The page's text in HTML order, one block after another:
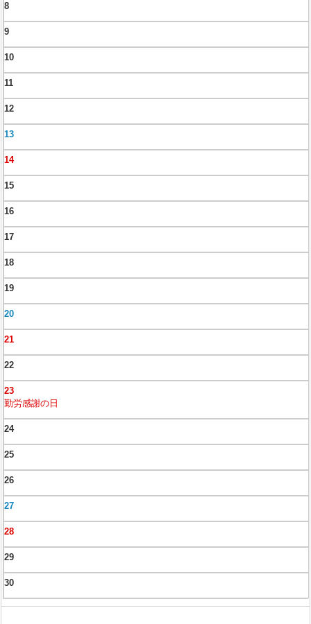
8
9
10
11
12
13
14
15
16
17
18
19
20
21
22
23
勤労感謝の日
24
25
26
27
28
29
30